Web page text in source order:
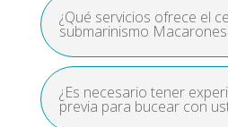
¿Qué servicios ofrece el
submarinismo
¿Es necesario tener
previa para bucear con